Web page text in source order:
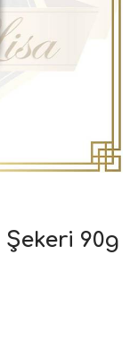
Şekeri 90g